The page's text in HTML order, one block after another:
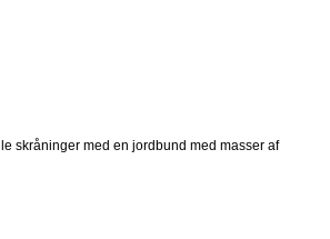
skråninger med en jordbund med masser af